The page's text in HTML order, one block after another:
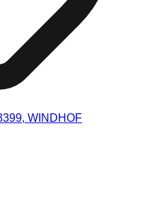
WINDHOF